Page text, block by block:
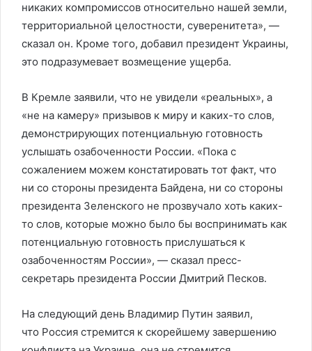
никаких компромиссов относительно нашей земли,
территориальной целостности, суверенитета», —
сказал он. Кроме того, добавил президент Украины,
это подразумевает возмещение ущерба.
В Кремле заявили, что не увидели «реальных», а
«не на камеру» призывов к миру и каких-то слов,
демонстрирующих потенциальную готовность
услышать озабоченности России. «Пока с
сожалением можем констатировать тот факт, что
ни со стороны президента Байдена, ни со стороны
президента Зеленского не прозвучало хоть каких-
то слов, которые можно было бы воспринимать как
потенциальную готовность прислушаться к
озабоченностям России», — сказал пресс-
секретарь президента России Дмитрий Песков.
На следующий день Владимир Путин заявил,
что Россия стремится к скорейшему завершению